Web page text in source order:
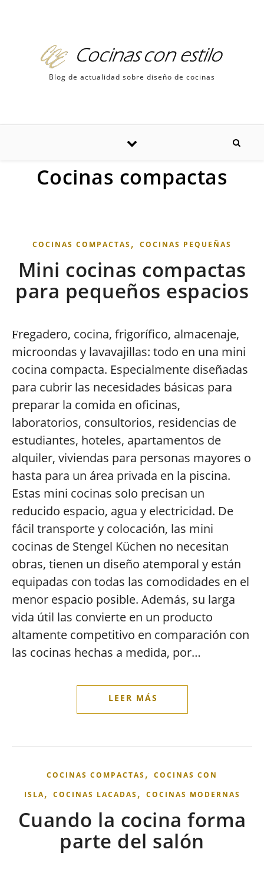
Blog de actualidad sobre diseño de cocinas
Cocinas compactas
COCINAS COMPACTAS, COCINAS PEQUEÑAS
Mini cocinas compactas
para pequeños espacios
Fregadero, cocina, frigorífico, almacenaje,
microondas y lavavajillas: todo en una mini
cocina compacta. Especialmente diseñadas
para cubrir las necesidades básicas para
preparar la comida en oficinas,
laboratorios, consultorios, residencias de
estudiantes, hoteles, apartamentos de
alquiler, viviendas para personas mayores o
hasta para un área privada en la piscina.
Estas mini cocinas solo precisan un
reducido espacio, agua y electricidad. De
fácil transporte y colocación, las mini
cocinas de Stengel Küchen no necesitan
obras, tienen un diseño atemporal y están
equipadas con todas las comodidades en el
menor espacio posible. Además, su larga
vida útil las convierte en un producto
altamente competitivo en comparación con
las cocinas hechas a medida, por…
COCINAS COMPACTAS,
COCINAS CON
ISLA, COCINAS LACADAS, COCINAS MODERNAS
Cuando la cocina forma
parte del salón